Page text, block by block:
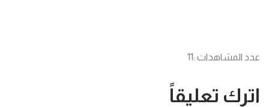
عدد المشاهدات :11
اترك تعليقاً